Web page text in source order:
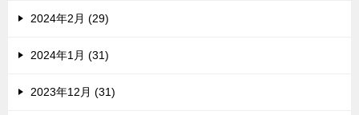
2024年2月 (29)
2024年1月 (31)
2023年12月 (31)